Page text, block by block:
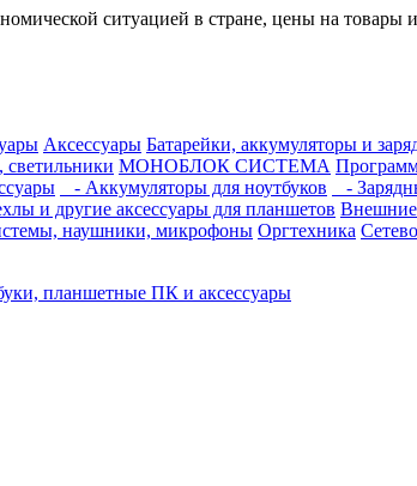
ситуацией в стране, цены на
Аксессуары Батарейки, аккумуляторы и
светильники МОНОБЛОК СИСТЕМА
- Аккумуляторы для ноутбуков -
и другие аксессуары для планшетов Внешние
наушники, микрофоны Оргтехника
планшетные ПК и аксессуары